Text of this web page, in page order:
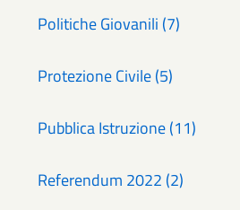
Politiche Giovanili (7)
Protezione Civile (5)
Pubblica Istruzione (11)
Referendum 2022 (2)